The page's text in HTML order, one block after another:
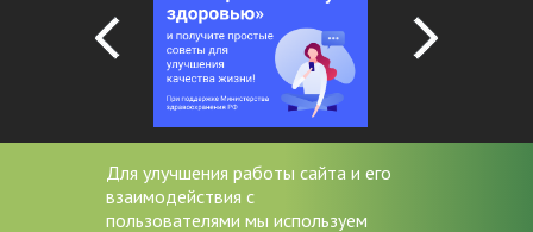
+7 (4852) 20-53-08
Для улучшения работы сайта и его
взаимодействия с
пользователями мы используем